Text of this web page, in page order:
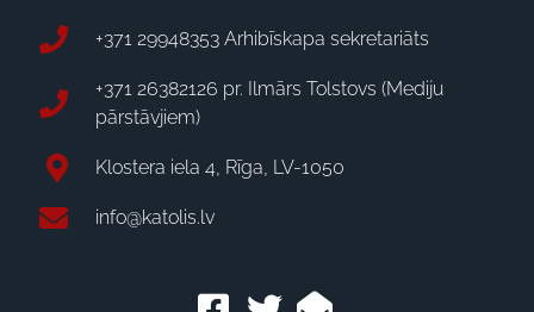
+371 29948353 Arhibīskapa sekretariāts
+371 26382126 pr. Ilmārs Tolstovs (Mediju
pārstāvjiem)
Klostera iela 4, Rīga, LV-1050
info@katolis.lv